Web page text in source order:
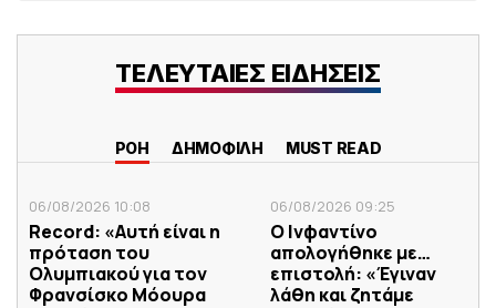
ΤΕΛΕΥΤΑΙΕΣ ΕΙΔΗΣΕΙΣ
ΡΟΗ ΔΗΜΟΦΙΛΗ MUST READ
06/08/2026 10:08
Record: «Αυτή είναι η
πρόταση του
Ολυμπιακού για τον
Φρανσίσκο Μόουρα
06/08/2026 09:25
Ο Ινφαντίνο
απολογήθηκε με…
επιστολή: «Έγιναν
λάθη και ζητάμε